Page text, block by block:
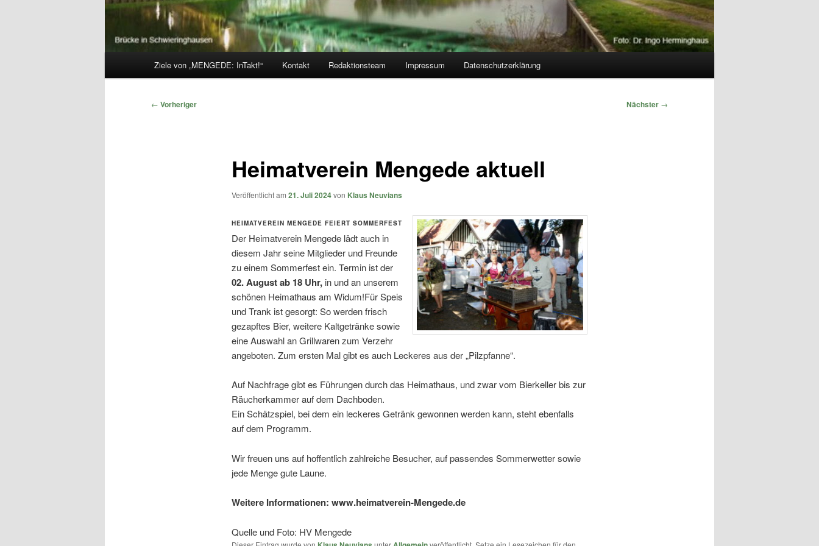
Ziele von „MENGEDE: InTakt!“ Kontakt Redaktionsteam Impressum Datenschutzerklärung
Beitragsnavigation
← Vorheriger Nächster →
Heimatverein Mengede aktuell
Veröffentlicht am 21. Juli 2024von Klaus Neuvians
HEIMATVEREIN MENGEDE FEIERT SOMMERFEST
Der Heimatverein Mengede lädt auch in
diesem Jahr seine Mitglieder und Freunde
zu einem Sommerfest ein. Termin ist der
02. August ab 18 Uhr,in und an unserem
schönen Heimathaus am Widum!Für Speis
und Trank ist gesorgt: So werden frisch
gezapftes Bier, weitere Kaltgetränke sowie
eine Auswahl an Grillwaren zum Verzehr
angeboten. Zum ersten Mal gibt es auch Leckeres aus der „Pilzpfanne“.
Auf Nachfrage gibt es Führungen durch das Heimathaus, und zwar vom Bierkeller bis zur
Räucherkammer auf dem Dachboden.
Ein Schätzspiel, bei dem ein leckeres Getränk gewonnen werden kann, steht ebenfalls
auf dem Programm.
Wir freuen uns auf hoffentlich zahlreiche Besucher, auf passendes Sommerwetter sowie
jede Menge gute Laune.
Weitere Informationen: www.heimatverein-Mengede.de
Quelle und Foto: HV Mengede